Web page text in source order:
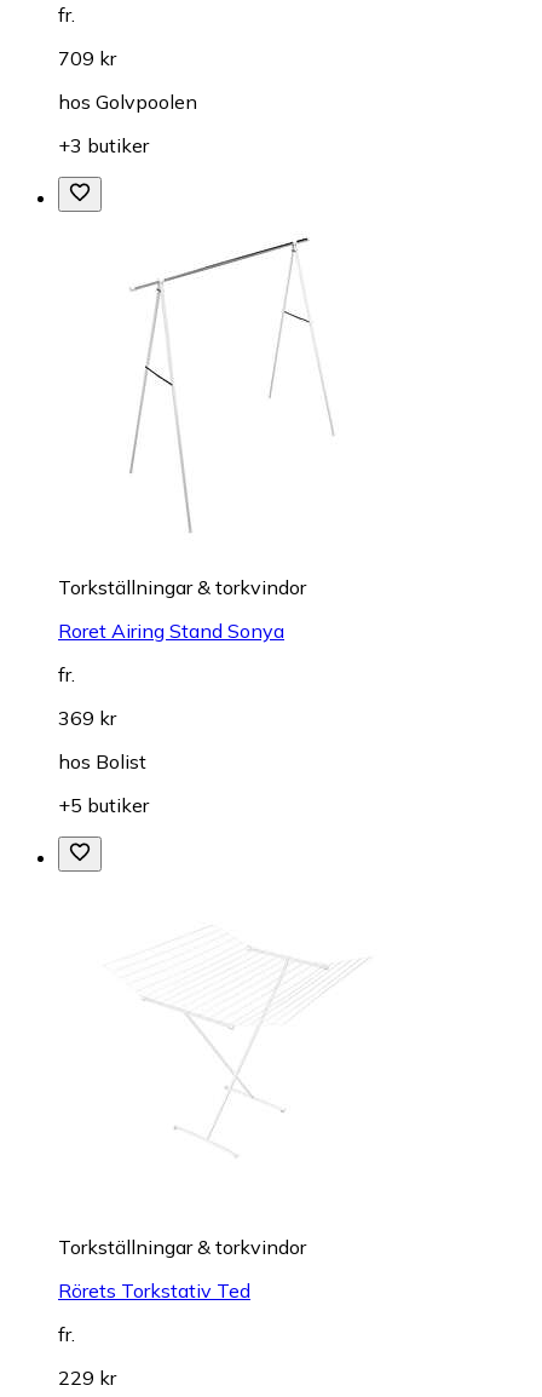
fr.
709 kr
hos Golvpoolen
+3 butiker
Torkställningar & torkvindor
Roret Airing Stand Sonya
fr.
369 kr
hos Bolist
+5 butiker
Torkställningar & torkvindor
Rörets Torkstativ Ted
fr.
229 kr